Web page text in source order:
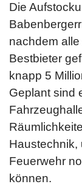
Die
nachdem
Bestbieter
knapp 5
Geplant sind
Haustechnik,
Feuerwehr
können.